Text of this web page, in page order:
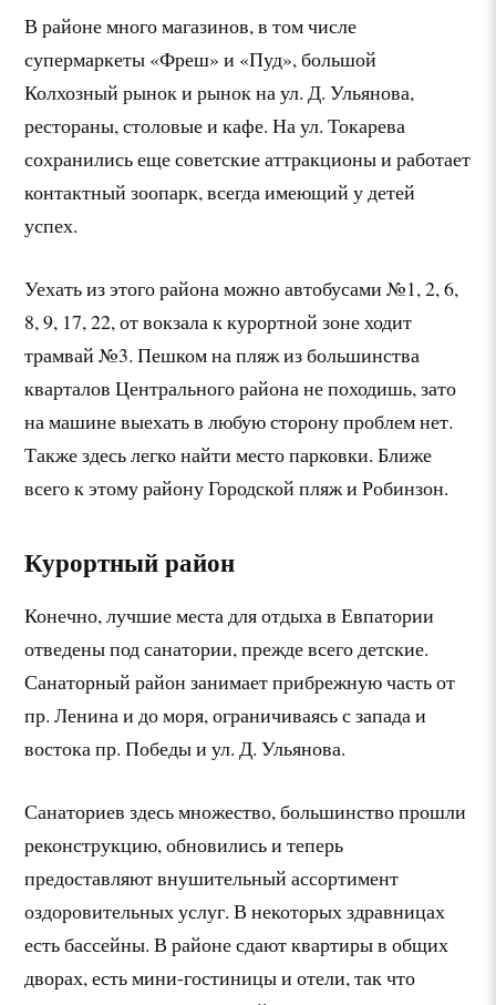
В районе много магазинов, в том числе
супермаркеты «Фреш» и «Пуд», большой
Колхозный рынок и рынок на ул. Д. Ульянова,
рестораны, столовые и кафе. На ул. Токарева
сохранились еще советские аттракционы и работает
контактный зоопарк, всегда имеющий у детей
успех.
Уехать из этого района можно автобусами №1, 2, 6,
8, 9, 17, 22, от вокзала к курортной зоне ходит
трамвай №3. Пешком на пляж из большинства
кварталов Центрального района не походишь, зато
на машине выехать в любую сторону проблем нет.
Также здесь легко найти место парковки. Ближе
всего к этому району Городской пляж и Робинзон.
Курортный район
Конечно, лучшие места для отдыха в Евпатории
отведены под санатории, прежде всего детские.
Санаторный район занимает прибрежную часть от
пр. Ленина и до моря, ограничиваясь с запада и
востока пр. Победы и ул. Д. Ульянова.
Санаториев здесь множество, большинство прошли
реконструкцию, обновились и теперь
предоставляют внушительный ассортимент
оздоровительных услуг. В некоторых здравницах
есть бассейны. В районе сдают квартиры в общих
дворах, есть мини-гостиницы и отели, так что